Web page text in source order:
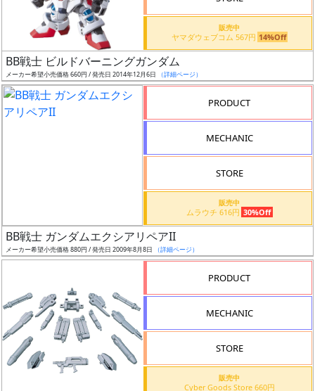
況
売
切
含
抽
選
在
庫
復
活
販売中
ヤマダウェブコム 567円 14%Off
BB戦士 ビルドバーニングガンダム
メーカー希望小売価格 660円 / 発売日 2014年12月6日 （詳細ページ）
PRODUCT
MECHANIC
STORE
販売中
ムラウチ 616円 30%Off
BB戦士 ガンダムエクシアリペアII
メーカー希望小売価格 880円 / 発売日 2009年8月8日 （詳細ページ）
PRODUCT
MECHANIC
STORE
販売中
Cyber Goods Store 660円